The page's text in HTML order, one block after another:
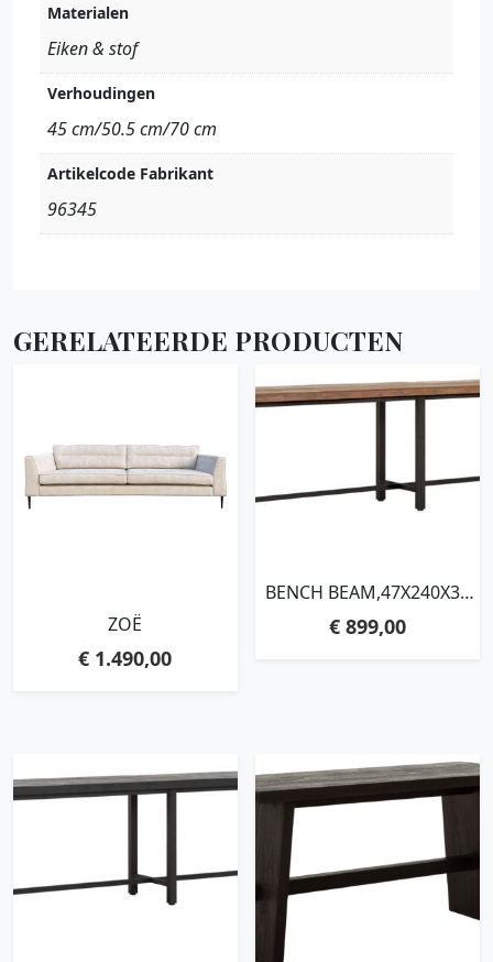
Materialen
Eiken & stof
Verhoudingen
45 cm/50.5 cm/70 cm
Artikelcode Fabrikant
96345
GERELATEERDE PRODUCTEN
ZOË
€ 1.490,00
BENCH BEAM,47X240X35
TEAKWOOD TOP
€ 899,00